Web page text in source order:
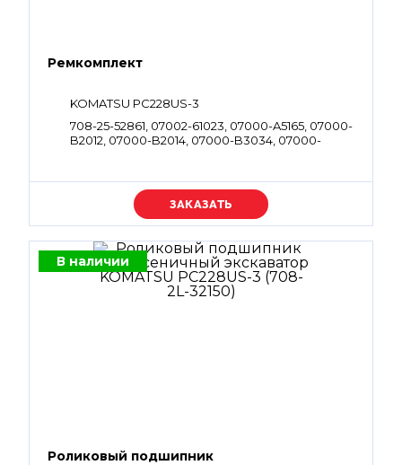
Ремкомплект
KOMATSU PC228US-3
708-25-52861, 07002-61023, 07000-A5165, 07000-
B2012, 07000-B2014, 07000-B3034, 07000-
Уточняйте цену
В наличии
Роликовый подшипник